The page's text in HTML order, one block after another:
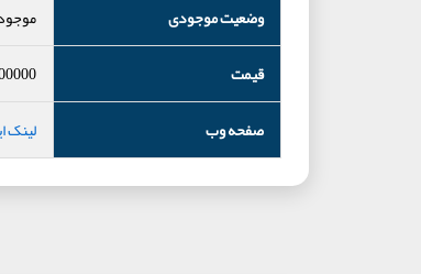
وضعیت موجودی
قیمت
صفحه وب
لینک